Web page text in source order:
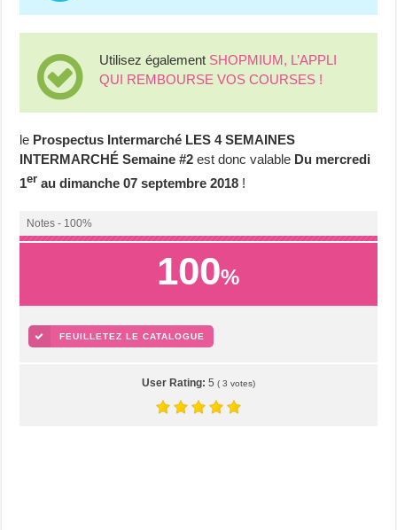
Utilisez également SHOPMIUM, L’APPLI
QUI REMBOURSE VOS COURSES !
le Prospectus Intermarché LES 4 SEMAINES
INTERMARCHÉ Semaine #2 est donc valable Du mercredi
1er au dimanche 07 septembre 2018 !
Notes - 100%
100%
FEUILLETEZ LE CATALOGUE
User Rating: 5 ( 3 votes)